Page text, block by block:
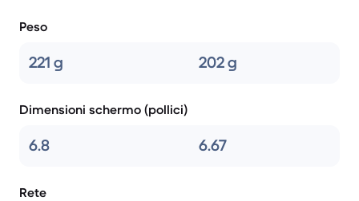
Peso
221 g 202 g
Dimensioni schermo (pollici)
6.8 6.67
Rete